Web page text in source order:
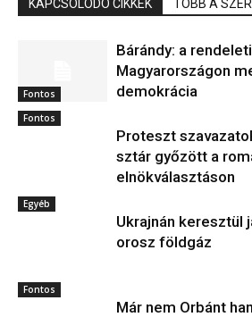
KAPCSOLÓDÓ CIKKEK TÖBB A
Fontos
Bárándy: a
Magyarországon
demokrácia
Fontos
Proteszt
sztár győzött a
elnökválasztáson
Egyéb
Ukrajnán keresztül
orosz földgáz
Fontos
Már nem Orbánt